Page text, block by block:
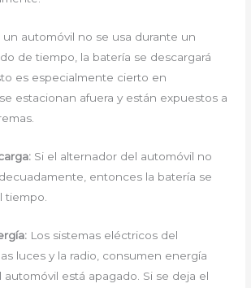
un automóvil no se usa durante un
de tiempo, la batería se descargará
es especialmente cierto en
estacionan afuera y están expuestos a
Si el alternador del automóvil no
entonces la batería se
tiempo.
Los sistemas eléctricos del
luces y la radio, consumen energía
está apagado. Si se deja el